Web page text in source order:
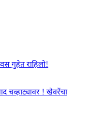
गुहेत राहिलो!
चव्हाट्यावर ! खेवरेंचा